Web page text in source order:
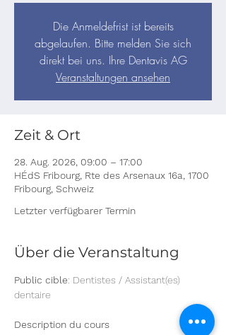
Die Anmeldefrist ist bereits
abgelaufen. Bitte melden Sie sich
direkt bei uns. Ihre Dentavis AG
Veranstaltungen ansehen
Zeit & Ort
28. Aug. 2026, 09:00 – 17:00
HÉdS Fribourg, Rte des Arsenaux 16a, 1700
Fribourg, Schweiz
Letzter verfügbarer Termin
Über die Veranstaltung
Public cible: Dentistes / Assistant(es)
dentaire
Description du cours